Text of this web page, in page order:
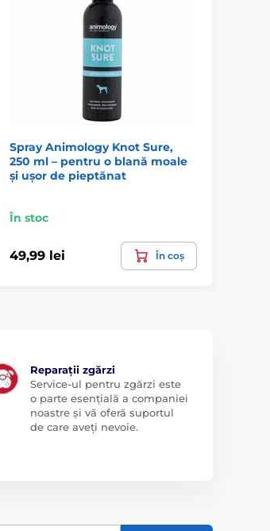
Spray Animology Knot Sure,
250 ml – pentru o blană moale
și ușor de pieptănat
În stoc
49,99 lei În coș
Reparații zgărzi
Service-ul pentru zgărzi este
o parte esențială a companiei
noastre și vă oferă suportul
de care aveți nevoie.